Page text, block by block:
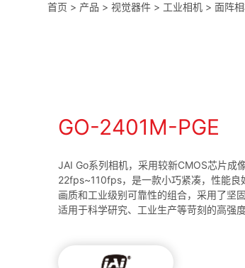
首页 > 产品 > 视觉器件 > 工业相机 >面阵
GO-2401M-PGE
JAI Go系列相机，采用较新CMOS芯片成
22fps~110fps，是一款小巧紧凑，性能良
画质和工业级别可靠性的组合，采用了坚
适用于科学研究、工业生产等苛刻的高强